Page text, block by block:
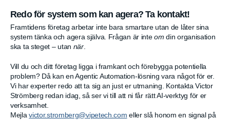
Redo för system som kan agera? Ta kontakt!
Framtidens företag arbetar inte bara smartare utan de låter sina
system tänka och agera själva. Frågan är inteom din organisation
ska ta steget – utan när.
Vill du och ditt företag ligga i framkant och förebygga potentiella
problem? Då kan en Agentic Automation-lösning vara något för er.
Vi har experter redo att ta sig an just er utmaning. Kontakta Victor
Strömberg redan idag, så ser vi till att ni får rätt AI-verktyg för er
verksamhet.
Mejlavictor.stromberg@vipetech.com eller slå honom en signal på